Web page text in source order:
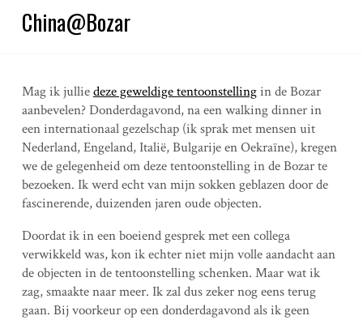
China@Bozar
Mag ik julliedeze geweldige tentoonstellingin de Bozar
aanbevelen? Donderdagavond, na een walking dinner in
een internationaal gezelschap (ik sprak met mensen uit
Nederland, Engeland, Italië, Bulgarije en Oekraïne), kregen
we de gelegenheid om deze tentoonstelling in de Bozar te
bezoeken. Ik werd echt van mijn sokken geblazen door de
fascinerende, duizenden jaren oude objecten.
Doordat ik in een boeiend gesprek met een collega
verwikkeld was, kon ik echter niet mijn volle aandacht aan
de objecten in de tentoonstelling schenken. Maar wat ik
zag, smaakte naar meer. Ik zal dus zeker nog eens terug
gaan. Bij voorkeur op een donderdagavond als ik geen